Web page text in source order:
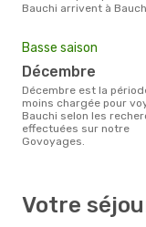
Bauchi arrivent à
Basse saison
décembre
décembre est la période la
moins chargée pour
Bauchi selon les
effectuées sur notre
Govoyages.
Votre